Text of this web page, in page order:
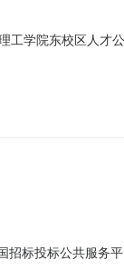
工学院东校区人才
地址：南阳市梅溪
标投标公共服务